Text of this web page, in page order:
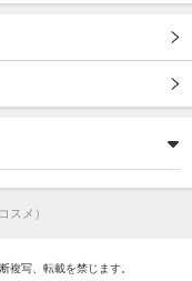
スメ）
複写、転載を禁じます。